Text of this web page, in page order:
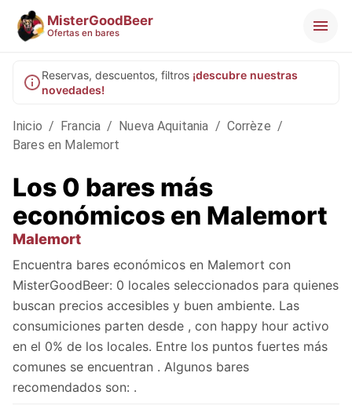
MisterGoodBeer
Ofertas en bares
Reservas, descuentos, filtros ¡descubre nuestras
novedades!
Inicio / Francia / Nueva Aquitania / Corrèze /
Bares en Malemort
Los 0 bares más
económicos en Malemort
Malemort
Encuentra bares económicos en Malemort con
MisterGoodBeer: 0 locales seleccionados para quienes
buscan precios accesibles y buen ambiente. Las
consumiciones parten desde , con happy hour activo
en el 0% de los locales. Entre los puntos fuertes más
comunes se encuentran . Algunos bares
recomendados son: .